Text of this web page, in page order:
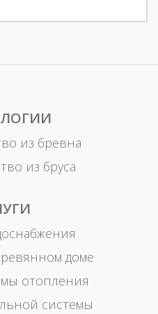
из бревна
из бруса
доме
отопления
системы